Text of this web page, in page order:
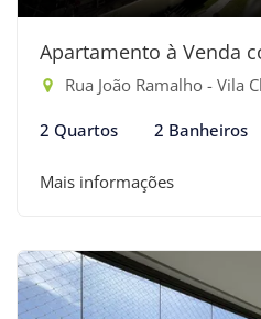
Apartamento à Venda
Rua João Ramalho - Vila
2 Quartos 2 Banheiros
Mais informações